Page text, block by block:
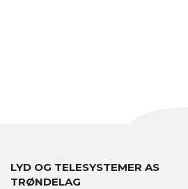
LYD OG TELESYSTEMER AS
TRØNDELAG